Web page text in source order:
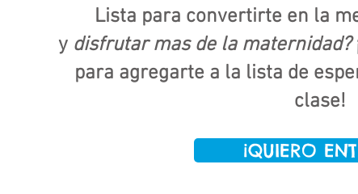
Lista para convertirte en la
y disfrutar mas de la maternidad?
para agregarte a la lista de
clase!
¡QUIERO